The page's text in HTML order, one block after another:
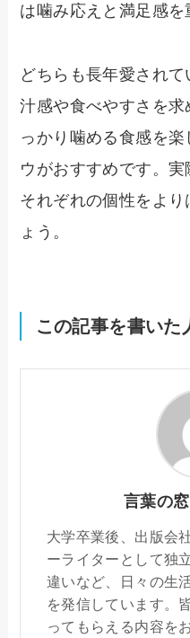
は噛み応えと満足感を
どちらも長年愛され
汁感や食べやすさを
っかり噛める食感を楽
ウがおすすめです。実
それぞれの個性をよ
ょう。
この記事を書いた
言葉の
大学卒業後、出版会
ーライターとして独
違いなど、日々の生
を発信しています。
ってもらえる内容を